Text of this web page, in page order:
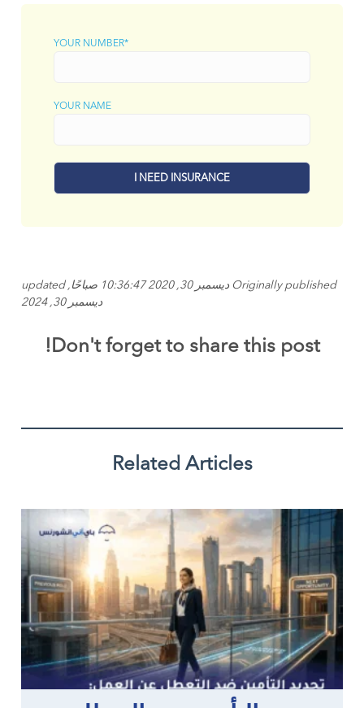
YOUR NUMBER*
YOUR NAME
Originally published ديسمبر 30, 2020 10:36:47 صباحًا, updated
ديسمبر 30, 2024
Don't forget to share this post!
Related Articles